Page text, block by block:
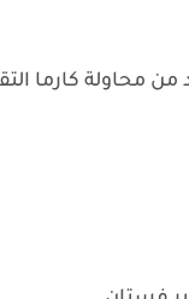
محاولة كارما